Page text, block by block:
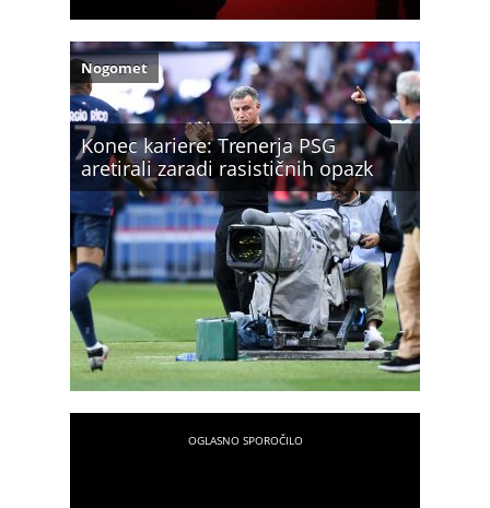
Konec kariere: Trenerja PSG
aretirali zaradi rasističnih opazk
Nogomet